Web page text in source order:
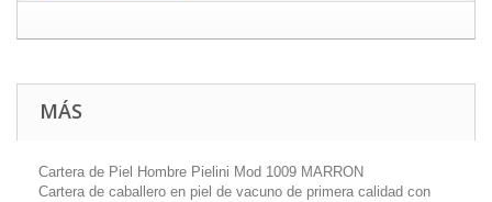
MÁS
Cartera de Piel Hombre Pielini Mod 1009 MARRON
Cartera de caballero en piel de vacuno de primera calidad con